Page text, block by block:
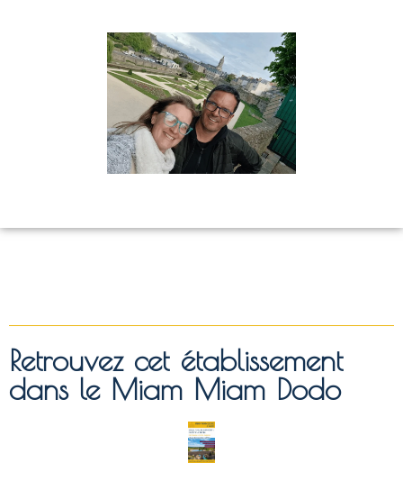
Retrouvez cet établissement
dans le Miam Miam Dodo